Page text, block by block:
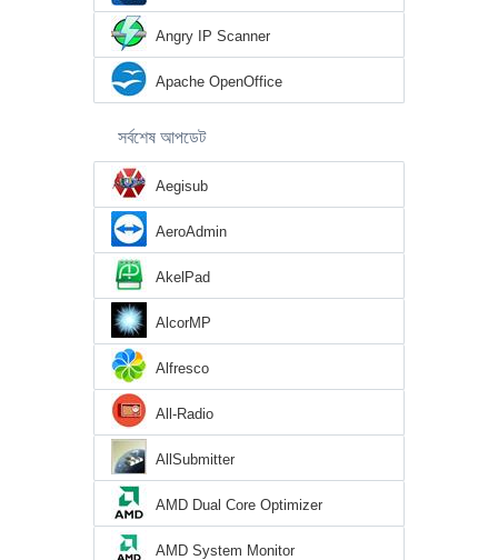
Angry IP Scanner
Apache OpenOffice
সর্বশেষ আপডেট
Aegisub
AeroAdmin
AkelPad
AlcorMP
Alfresco
All-Radio
AllSubmitter
AMD Dual Core Optimizer
AMD System Monitor